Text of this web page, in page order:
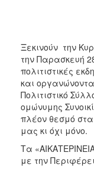
1941
ΤΟΠΟΣ
ΔΗΜΟΣ
Ξεκινούν την
την Παρασκευή
πολιτιστικές
και
Πολιτιστικό
ομώνυμης
πλέον θεσμό στα
μας κι όχι μόνο.
Τα
με την